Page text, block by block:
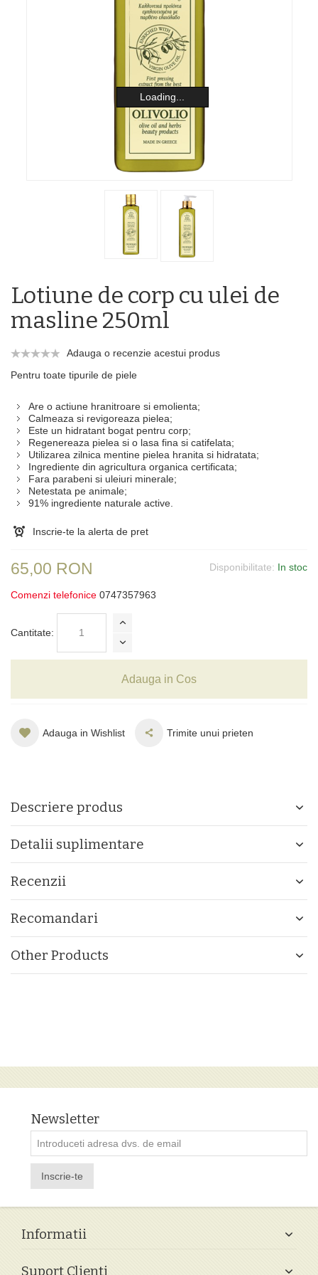
Loading...
Lotiune de corp cu ulei de
masline 250ml
Adauga o recenzie acestui produs
Pentru toate tipurile de piele
Are o actiune hranitroare si emolienta;
Calmeaza si revigoreaza pielea;
Este un hidratant bogat pentru corp;
Regenereaza pielea si o lasa fina si catifelata;
Utilizarea zilnica mentine pielea hranita si hidratata;
Ingrediente din agricultura organica certificata;
Fara parabeni si uleiuri minerale;
Netestata pe animale;
91% ingrediente naturale active.
Inscrie-te la alerta de pret
Disponibilitate: In stoc
65,00 RON
Comenzi telefonice 0747357963
Cantitate:
Adauga in Cos
Adauga in Wishlist Trimite unui prieten
Descriere produs
Detalii suplimentare
Recenzii
Recomandari
Other Products
Newsletter
Inscrie-te
Informatii
Suport Clienti